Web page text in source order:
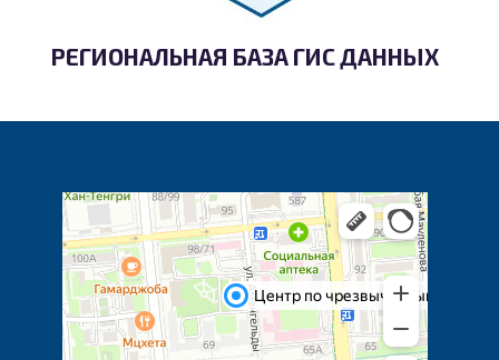
РЕГИОНАЛЬНАЯ БАЗА ГИС ДАННЫХ